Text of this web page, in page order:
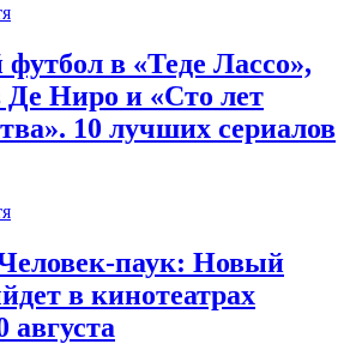
в «Теде Лассо»,
Де Ниро и «Сто лет
10 лучших сериалов
паук: Новый
в кинотеатрах
августа